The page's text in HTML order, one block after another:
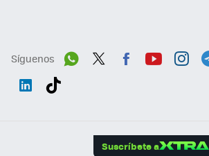
Síguenos
Suscríbete a